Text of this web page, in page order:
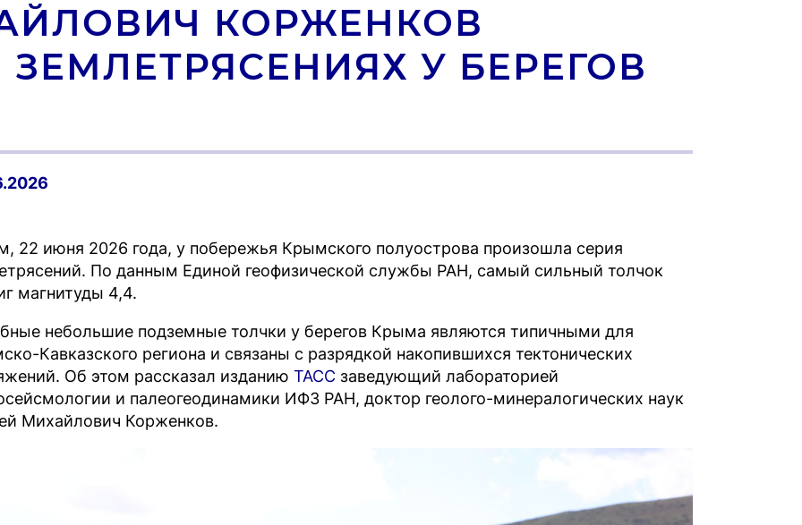
КОРЖЕНКОВ
У БЕРЕГОВ
22 июня 2026 года, у побережья Крымского полуострова произошла серия
По данным Единой геофизической службы РАН, самый сильный толчок
магнитуды 4,4.
небольшие подземные толчки у берегов Крыма являются типичными для
Кавказского региона и связаны с разрядкой накопившихся тектонических
Об этом рассказал изданию ТАСС заведующий лабораторией
и палеогеодинамики ИФЗ РАН, доктор геолого-минералогических наук
Михайлович Корженков.